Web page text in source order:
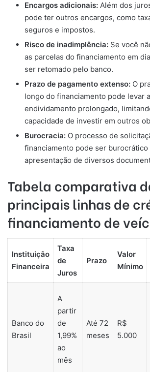
Encargos adicionais: Além dos
pode ter outros encargos, como
seguros e impostos.
Risco de inadimplência: Se você
as parcelas do financiamento em
ser retomado pelo banco.
Prazo de pagamento extenso: O
longo do financiamento pode levar
endividamento prolongado,
capacidade de investir em outros
Burocracia: O processo de
financiamento pode ser burocrático
apresentação de diversos
Tabela comparativa
principais linhas de
financiamento de
Instituição
Financeira
Taxa
de
Juros
Prazo
Valor
Mínimo
Banco do
Brasil
A
partir
de
1,99%
ao
mês
Até 72
meses
R$
5.000